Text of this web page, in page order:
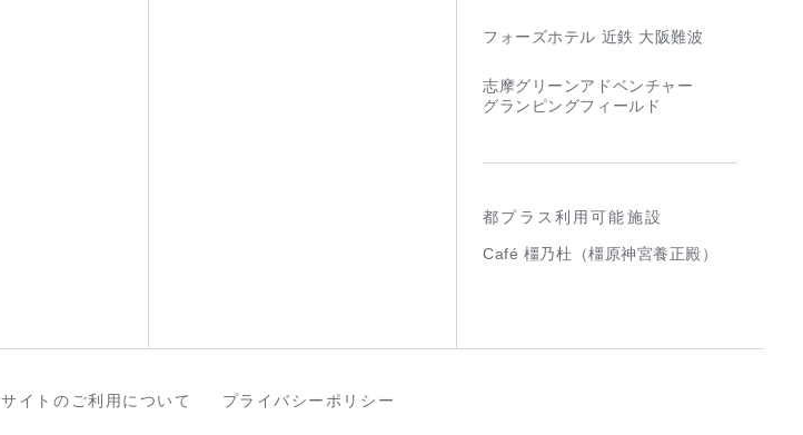
フォーズホテル 近鉄 大阪難波
志摩グリーンアドベンチャー
グランピングフィールド
都プラス利用可能施設
Café 橿乃杜（橿原神宮養正殿）
サイトのご利用について プライバシーポリシー